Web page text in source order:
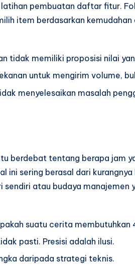
pembuatan daftar fitur.
item berdasarkan kemudahan
tidak memiliki proposisi nilai
untuk mengirim volume,
menyelesaikan masalah
berdebat tentang berapa jam
ini sering berasal dari
atau budaya manajemen
suatu cerita membutuhkan
pasti. Presisi adalah ilusi.
daripada strategi teknis.